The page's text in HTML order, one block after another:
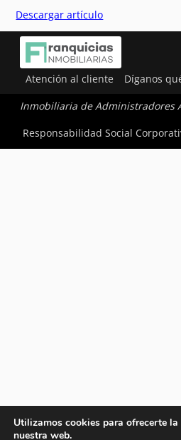
Descargar artículo
Atención al cliente Díganos
Inmobiliaria de Administradores
Responsabilidad Social
Utilizamos cookies para ofrecerte la
nuestra web.